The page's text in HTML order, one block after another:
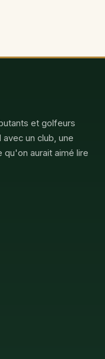
et golfeurs
un club, une
qu'on aurait aimé lire